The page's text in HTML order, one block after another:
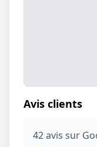
Avis clients
42 avis sur